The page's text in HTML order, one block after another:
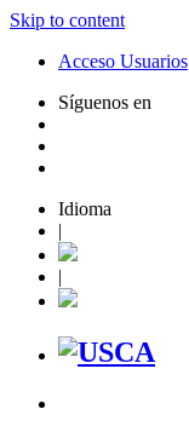
Skip to content
Acceso Usuarios
Síguenos en
Idioma
|
|